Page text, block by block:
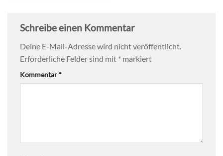
Schreibe einen Kommentar
Deine E-Mail-Adresse wird nicht veröffentlicht.
Erforderliche Felder sind mit * markiert
Kommentar*